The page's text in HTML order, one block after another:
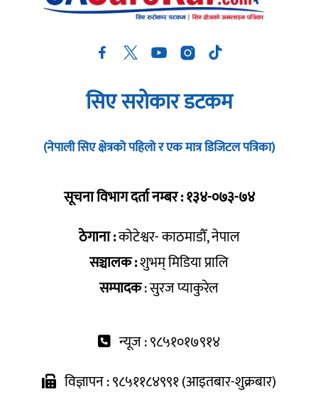
सिए सरोकार डटकम
(नेपाली सिए क्षेत्रको पहिलो र एक मात्र डिजिटल पत्रिका)
सूचना विभाग दर्ता नम्बर : १३४-०७३-७४
ठेगाना :कोटेश्वर- काठमाडौँ, नेपाल
सञ्चालक :शुभम् मिडिया प्रालि
सम्पादक: सुरज प्याकुरेल
न्यूज : ९८५१०१७९१४
विज्ञापन : ९८५११८४९९१ (आइतबार-शुक्रबार)